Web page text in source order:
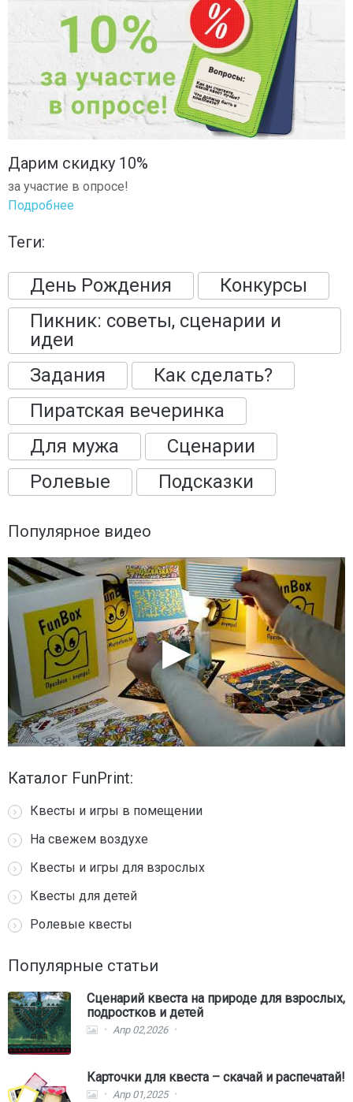
Дарим скидку 10%
за участие в опросе!
Подробнее
Теги:
День Рождения
Конкурсы
Пикник: советы, сценарии и
идеи
Задания
Как сделать?
Пиратская вечеринка
Для мужа
Сценарии
Ролевые
Подсказки
Популярное видео
Каталог FunPrint:
Квесты и игры в помещении
На свежем воздухе
Квесты и игры для взрослых
Квесты для детей
Ролевые квесты
Популярные статьи
Сценарий квеста на природе для взрослых,
подростков и детей
Апр 02,2026
Карточки для квеста – скачай и распечатай!
Апр 01,2025